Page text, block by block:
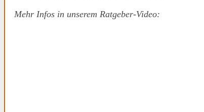
Mehr Infos in unserem Ratgeber-Video: